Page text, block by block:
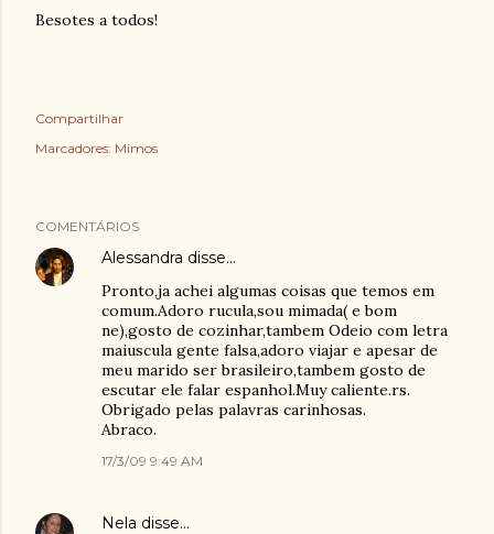
Besotes a todos!
Compartilhar
Marcadores: Mimos
COMENTÁRIOS
Alessandra disse…
Pronto,ja achei algumas coisas que temos em
comum.Adoro rucula,sou mimada( e bom
ne),gosto de cozinhar,tambem Odeio com letra
maiuscula gente falsa,adoro viajar e apesar de
meu marido ser brasileiro,tambem gosto de
escutar ele falar espanhol.Muy caliente.rs.
Obrigado pelas palavras carinhosas.
Abraco.
17/3/09 9:49 AM
Nela disse…